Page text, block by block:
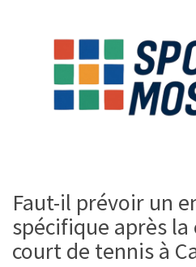
Faut-il prévoir un
spécifique après
court de tennis à